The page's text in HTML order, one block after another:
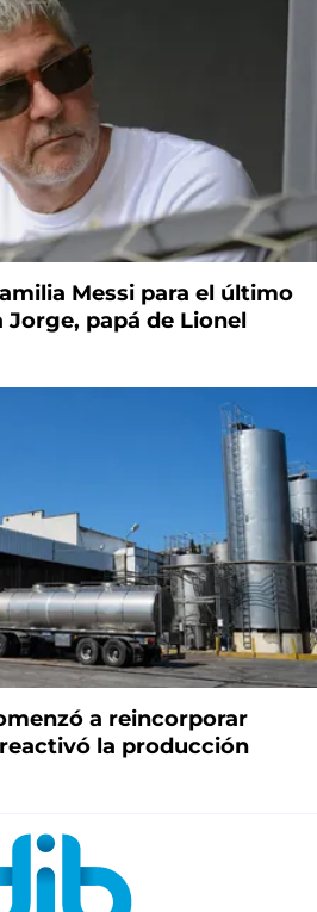
Messi para el último
Jorge, papá de Lionel
a reincorporar
la producción